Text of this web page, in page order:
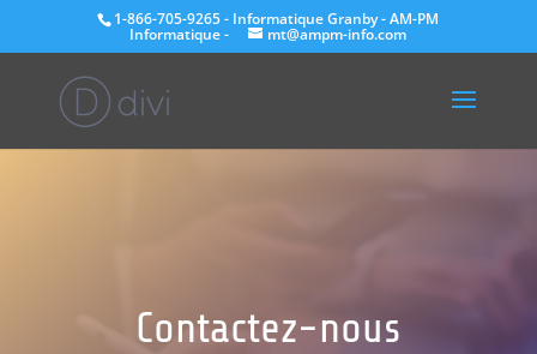
1-866-705-9265 - Informatique Granby - AM-PM
Informatique - mt@ampm-info.com
Contactez-nous